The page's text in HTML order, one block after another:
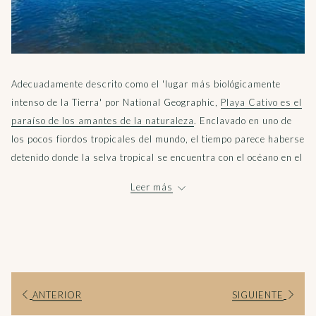
Adecuadamente descrito como el 'lugar más biológicamente
intenso de la Tierra' por National Geographic, Playa Cativo es el
paraíso de los amantes de la naturaleza. Enclavado en uno de
los pocos fiordos tropicales del mundo, el tiempo parece haberse
detenido donde la selva tropical se encuentra con el océano en el
encontrarán la combinación perfecta de aventura, relajación,
romántica. Esto les permitirá tomarse su tiempo para explorar
la zona y disfrutar de las comodidades sin prisas.
Leer más
ANTERIOR SIGUIENTE